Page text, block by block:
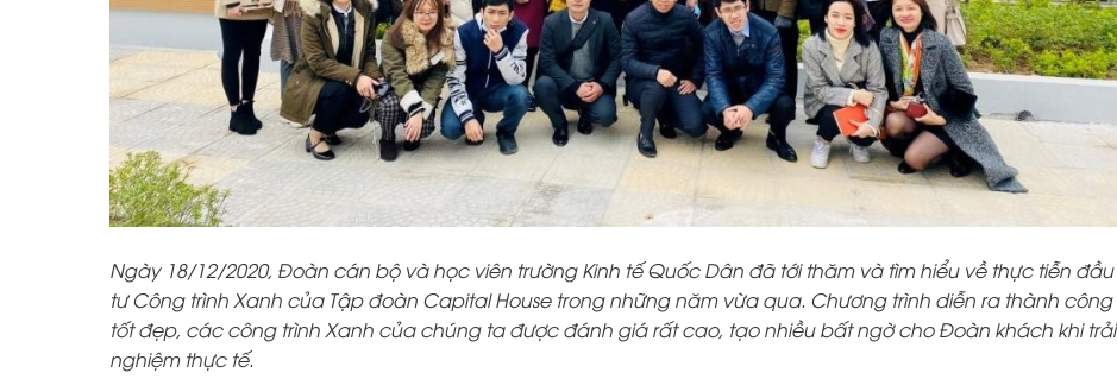
Ngày 18/12/2020, Đoàn cán bộ và học viên trường Kinh tế Quốc Dân đã tới thăm và tìm hiểu về thực tiễn đầu
tư Công trình Xanh của Tập đoàn Capital House trong những năm vừa qua. Chương trình diễn ra thành công
tốt đẹp, các công trình Xanh của chúng ta được đánh giá rất cao, tạo nhiều bất ngờ cho Đoàn khách khi trải
nghiệm thực tế.